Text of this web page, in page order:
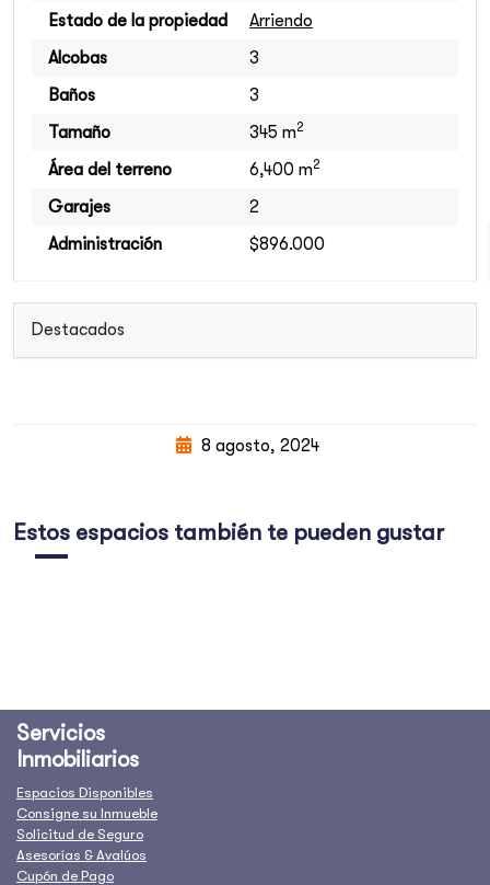
Estado de la propiedad
Arriendo
Alcobas
3
Baños
3
Tamaño
345 m2
Área del terreno 6,400 m2
Garajes
2
Administración
$896.000
Destacados
8 agosto, 2024
Estos espacios también te pueden gustar
Servicios
Inmobiliarios
Espacios Disponibles
Consigne su Inmueble
Solicitud de Seguro
Asesorías & Avalúos
Cupón de Pago